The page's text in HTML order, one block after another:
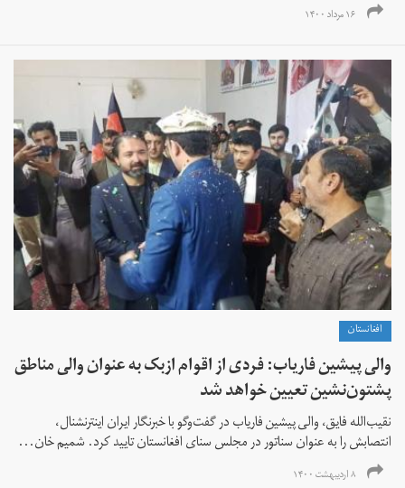
۱۶ مرداد ۱۴۰۰
افغانستان
والی پیشین فاریاب: فردی از اقوام ازبک به عنوان والی مناطق
پشتون‌نشین تعیین خواهد شد
نقیب‌الله فایق، والی پیشین فاریاب در گفت‌وگو با خبرنگار ایران اینترنشنال،
انتصابش را به عنوان سناتور در مجلس سنای افغانستان تایید کرد. شمیم‌ خان...
۸ اردیبهشت ۱۴۰۰